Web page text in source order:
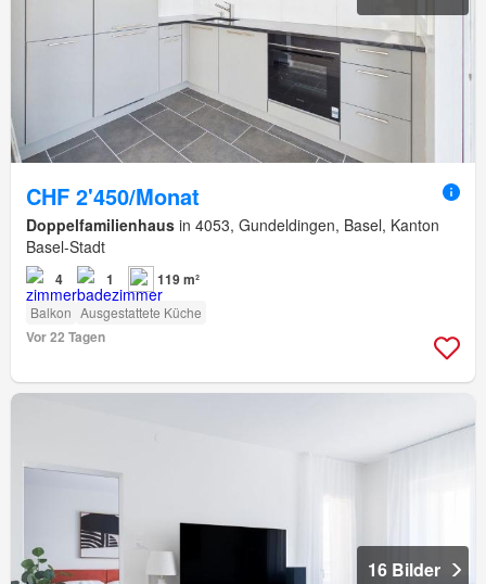
CHF 2'450/Monat
Doppelfamilienhaus in 4053, Gundeldingen, Basel, Kanton
Basel-Stadt
4 1 119 m²
Balkon Ausgestattete Küche
Vor 22 Tagen
16 Bilder